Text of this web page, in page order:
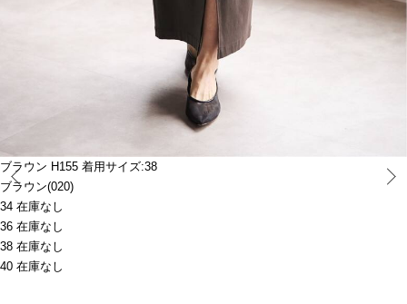
ブラウン H155 着用サイズ:38
ブラウン(020)
34 在庫なし
36 在庫なし
38 在庫なし
40 在庫なし
Prev